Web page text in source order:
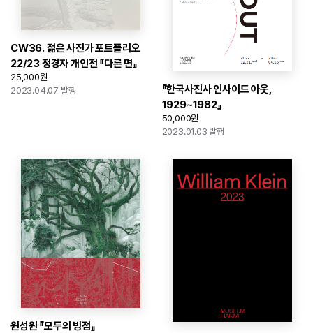
CW36. 젊은 사진가 포트폴리오
22/23 정경자 개인전 『다른 면』
25,000원
2023.04.07 발행
『한국사진사 인사이드 아웃,
1929~1982』
50,000원
2023.01.03 발행
원성원 『모두의 빙점』